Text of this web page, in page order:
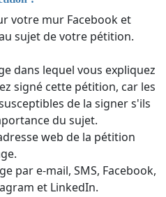
votre mur Facebook et
sujet de votre pétition.
dans lequel vous expliquez
signé cette pétition, car les
de la signer s'ils
du sujet.
web de la pétition
par e-mail, SMS, Facebook,
et LinkedIn.